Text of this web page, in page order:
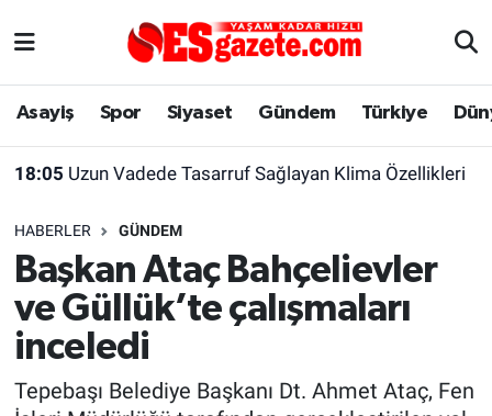
Asayiş Spor Siyaset Gündem Türkiye
18:05 Uzun Vadede Tasarruf Sağlayan Klima Özellikleri
HABERLER GÜNDEM
Başkan Ataç Bahçelievler
ve Güllük’te çalışmaları
inceledi
Tepebaşı Belediye Başkanı Dt. Ahmet Ataç, Fen
Asayiş
Gündem
Türkiye
Dünya
Yaşam
Eskişehirspor Arşivi
Eskişehir Arşivi
Röportaj
Eskişehir Nöbetçi Eczaneler
Süper Lig Puan Durumu ve Fikstür
Tüm Manşetler
Son Dakika Haberleri